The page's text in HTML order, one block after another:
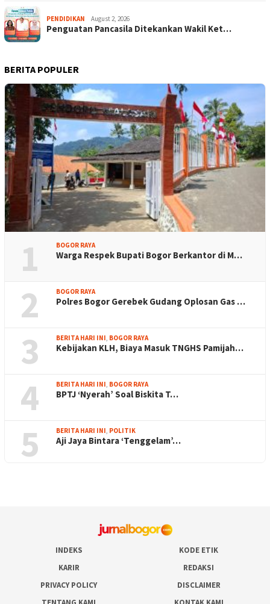
PENDIDIKAN August 2, 2026
Penguatan Pancasila Ditekankan Wakil Ket…
BERITA POPULER
1 BOGOR RAYA
Warga Respek Bupati Bogor Berkantor di M…
2 BOGOR RAYA
Polres Bogor Gerebek Gudang Oplosan Gas …
3 BERITA HARI INI, BOGOR RAYA
Kebijakan KLH, Biaya Masuk TNGHS Pamijah…
4 BERITA HARI INI, BOGOR RAYA
BPTJ ‘Nyerah’ Soal Biskita T…
5 BERITA HARI INI, POLITIK
Aji Jaya Bintara ‘Tenggelam’…
INDEKS
KODE ETIK
KARIR
REDAKSI
PRIVACY POLICY
DISCLAIMER